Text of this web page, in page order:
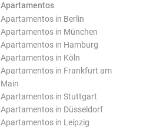
Apartamentos
Apartamentos in Berlin
Apartamentos in München
Apartamentos in Hamburg
Apartamentos in Köln
Apartamentos in Frankfurt am
Main
Apartamentos in Stuttgart
Apartamentos in Düsseldorf
Apartamentos in Leipzig